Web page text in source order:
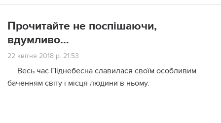
Прочитайте не поспішаючи,
вдумливо…
22 квітня 2018 р. 21:53
Весь час Піднебесна славилася своїм особливим
баченням світу і місця людини в ньому.